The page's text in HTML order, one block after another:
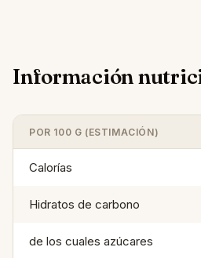
Información
POR 100 G (ESTIMACIÓN)
Calorías
Hidratos de carbono
de los cuales azúcares